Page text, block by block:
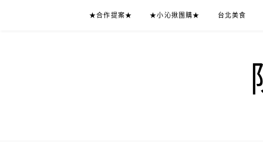
★合作提案★ ★小沁揪團購★ 台北美食